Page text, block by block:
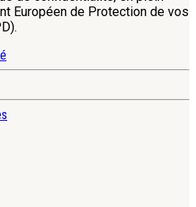
Européen de Protection de vos